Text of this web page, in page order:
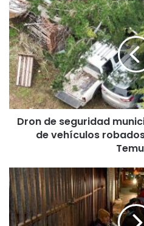
D
r
o
n
d
e
s
e
g
a
d
m
u
n
Dron de seguridad
de vehículos
E
m
e
r